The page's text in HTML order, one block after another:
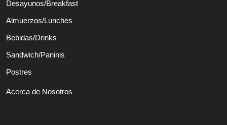
Desayunos/Breakfast
Almuerzos/Lunches
Bebidas/Drinks
Sandwich/Paninis
Postres
Acerca de Nosotros